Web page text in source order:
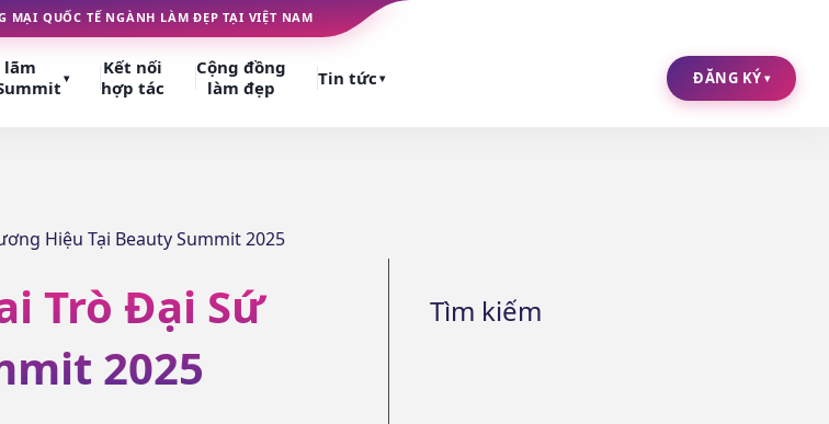
MẠI QUỐC TẾ NGÀNH LÀM ĐẸP TẠI VIỆT NAM
lãm
▾
Kết nối
hợp tác
Cộng đồng
làm đẹp
Tin tức ▾ ĐĂNG KÝ ▾
Hiệu Tại Beauty Summit 2025
Trò Đại Sứ
2025
Tìm kiếm